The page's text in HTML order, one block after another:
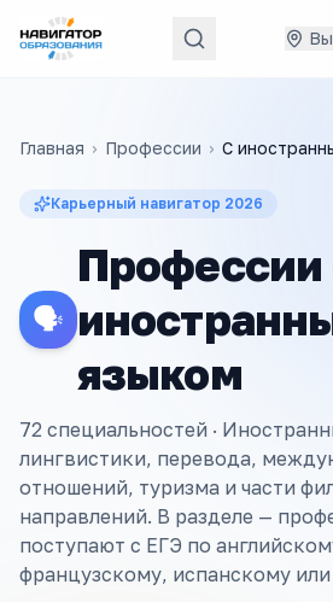
Главная › Профессии › С
Карьерный навигатор 2026
🗣️
Профессии
языком
72 специальностей ·
лингвистики, перевода,
отношений, туризма и части
направлений. В разделе —
поступают с ЕГЭ по
французскому, испанскому